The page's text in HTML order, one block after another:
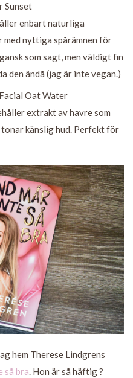
Sunset
enbart naturliga
med nyttiga spårämnen för
som sagt, men väldigt fin
den ändå (jag är inte vegan.)
Facial Oat Water
extrakt av havre som
känslig hud. Perfekt för
hem Therese Lindgrens
så bra. Hon är så häftig ?